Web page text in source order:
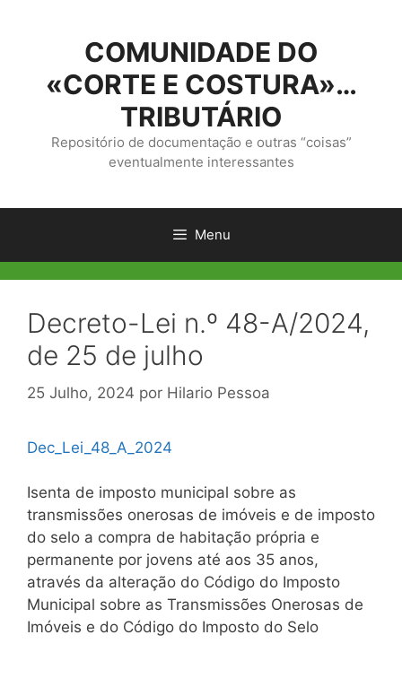
conteúdo
COMUNIDADE DO
«CORTE E COSTURA»…
TRIBUTÁRIO
Repositório de documentação e outras “coisas”
eventualmente interessantes
Menu
Decreto-Lei n.º 48-A/2024,
de 25 de julho
25 Julho, 2024 por Hilario Pessoa
Dec_Lei_48_A_2024
Isenta de imposto municipal sobre as
transmissões onerosas de imóveis e de imposto
do selo a compra de habitação própria e
permanente por jovens até aos 35 anos,
através da alteração do Código do Imposto
Municipal sobre as Transmissões Onerosas de
Imóveis e do Código do Imposto do Selo